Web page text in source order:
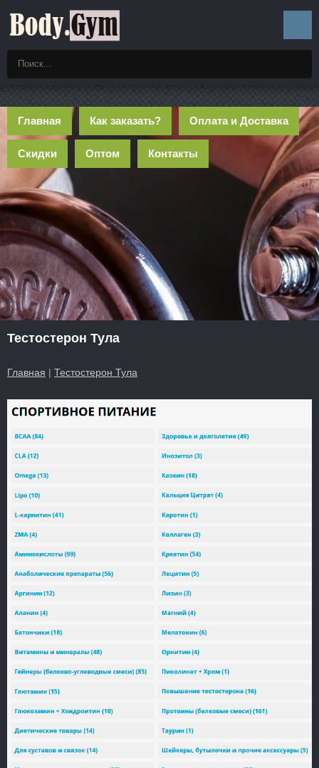
Главная Как заказать? Оплата и Доставка
Скидки Оптом Контакты
Тестостерон Тула
Главная | Тестостерон Тула